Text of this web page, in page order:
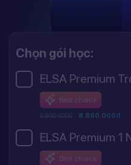
Chọn gói học:
ELSA Premium
Best choice
8.800.000đ 8.800.000đ
ELSA Premium 1
Best choice